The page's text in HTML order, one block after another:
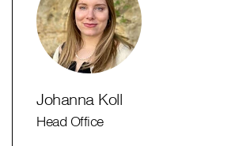
Johanna Koll
Head Office